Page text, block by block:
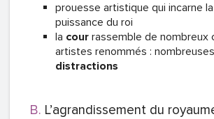
prouesse artistique qui incarne
puissance du roi
la cour rassemble de nombreux
artistes renommés : nombreuses
distractions
L’agrandissement du